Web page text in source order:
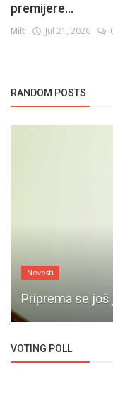
premijere...
Milt Jul 21, 2026
RANDOM POSTS
Novosti
Priprema se još
VOTING POLL